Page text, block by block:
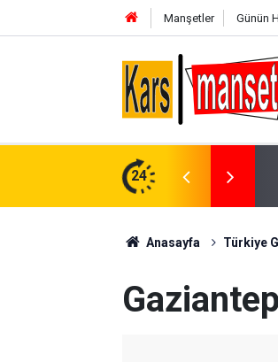
Manşetler Günün
24
Anasayfa Türkiye